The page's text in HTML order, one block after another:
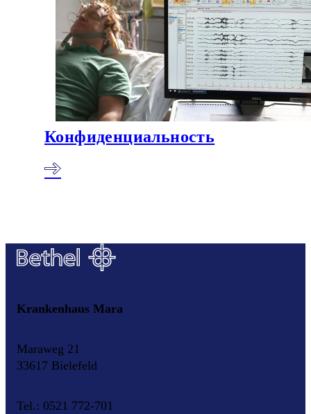
Конфиденциальность
Krankenhaus Mara
Maraweg 21
33617 Bielefeld
Tel.: 0521 772-701